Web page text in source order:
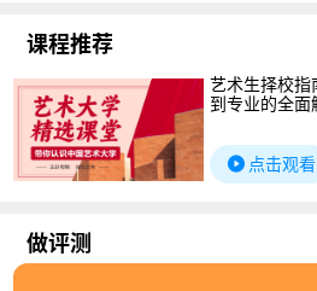
课程推荐
艺术生择校指
到专业的全面
点击观看
做评测